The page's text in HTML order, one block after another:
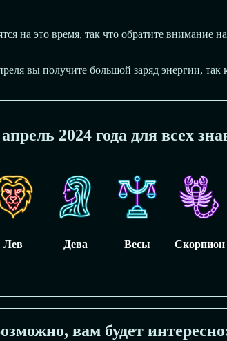
на это время, так что обратите внимание
вы получите большой заряд энергии,
2024 года для всех
Лев Дева Весы Скорпион
вам будет